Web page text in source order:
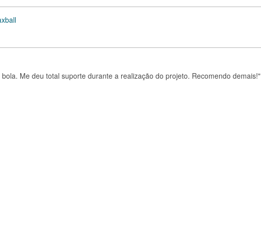
Me deu total suporte durante a realização do projeto. Recomendo demais!"